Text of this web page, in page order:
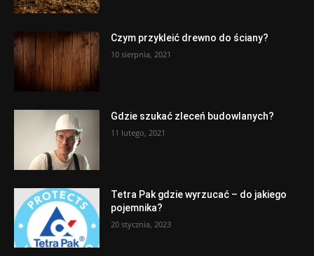
Czym przykleić drewno do ściany?
10 sierpnia, 2021
Gdzie szukać zleceń budowlanych?
11 lutego, 2021
Tetra Pak gdzie wyrzucać – do jakiego
pojemnika?
20 stycznia, 2023